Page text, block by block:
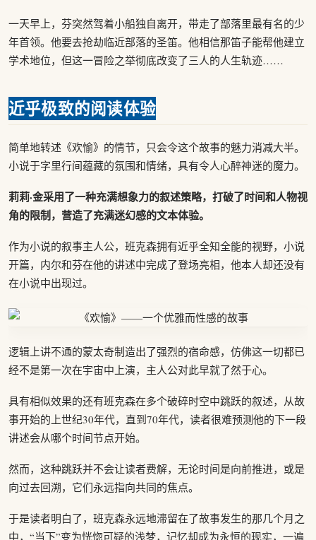
一天早上，芬突然驾着小船独自离开，带走了部落里最有名的少
年首领。他要去抢劫临近部落的圣笛。他相信那笛子能帮他建立
学术地位，但这一冒险之举彻底改变了三人的人生轨迹……
近乎极致的阅读体验
简单地转述《欢愉》的情节，只会令这个故事的魅力消减大半。
小说于字里行间蕴藏的氛围和情绪，具有令人心醉神迷的魔力。
莉莉·金采用了一种充满想象力的叙述策略，打破了时间和人物视
角的限制，营造了充满迷幻感的文本体验。
作为小说的叙事主人公，班克森拥有近乎全知全能的视野，小说
开篇，内尔和芬在他的讲述中完成了登场亮相，他本人却还没有
在小说中出现过。
逻辑上讲不通的蒙太奇制造出了强烈的宿命感，仿佛这一切都已
经不是第一次在宇宙中上演，主人公对此早就了然于心。
具有相似效果的还有班克森在多个破碎时空中跳跃的叙述，从故
事开始的上世纪30年代，直到70年代，读者很难预测他的下一段
讲述会从哪个时间节点开始。
然而，这种跳跃并不会让读者费解，无论时间是向前推进，或是
向过去回溯，它们永远指向共同的焦点。
于是读者明白了，班克森永远地滞留在了故事发生的那几个月之
中，“当下”变为恍惚可疑的浅梦，记忆却成为永恒的现实，一遍